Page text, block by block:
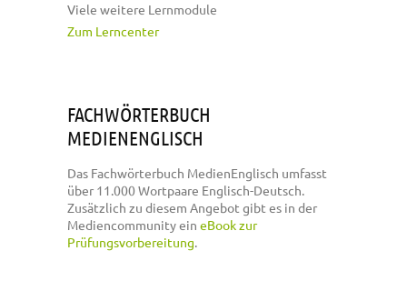
Viele weitere Lernmodule
Zum Lerncenter
FACHWÖRTERBUCH
MEDIENENGLISCH
Das Fachwörterbuch MedienEnglisch umfasst
über 11.000 Wortpaare Englisch-Deutsch.
Zusätzlich zu diesem Angebot gibt es in der
Mediencommunity ein eBook zur
Prüfungsvorbereitung.